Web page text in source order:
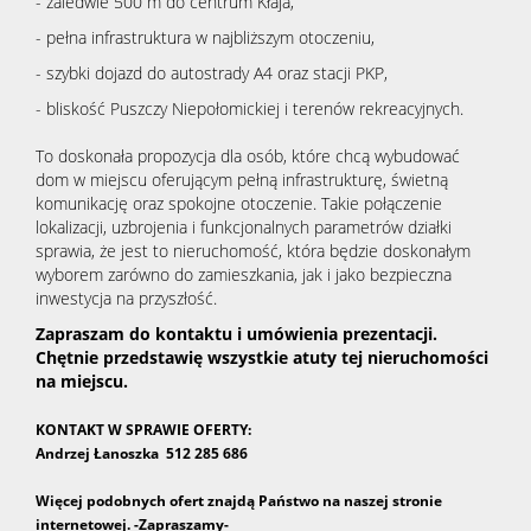
- pełna infrastruktura w najbliższym otoczeniu,
- szybki dojazd do autostrady A4 oraz stacji PKP,
- bliskość Puszczy Niepołomickiej i terenów rekreacyjnych.
To doskonała propozycja dla osób, które chcą wybudować
dom w miejscu oferującym pełną infrastrukturę, świetną
komunikację oraz spokojne otoczenie. Takie połączenie
lokalizacji, uzbrojenia i funkcjonalnych parametrów działki
sprawia, że jest to nieruchomość, która będzie doskonałym
wyborem zarówno do zamieszkania, jak i jako bezpieczna
inwestycja na przyszłość.
Zapraszam do kontaktu i umówienia prezentacji.
Chętnie przedstawię wszystkie atuty tej nieruchomości
na miejscu.
KONTAKT W SPRAWIE OFERTY:
Andrzej Łanoszka 512 285 686
Więcej podobnych ofert znajdą Państwo na naszej stronie
internetowej. -Zapraszamy-